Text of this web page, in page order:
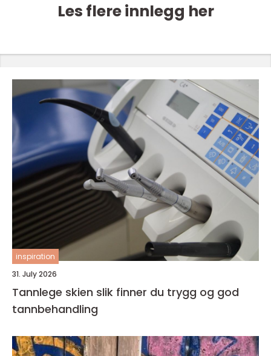
Les flere innlegg her
inspiration
31. July 2026
Tannlege skien slik finner du trygg og god
tannbehandling